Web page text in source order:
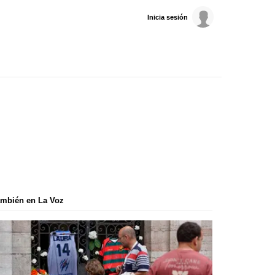
Inicia sesión
en La Voz